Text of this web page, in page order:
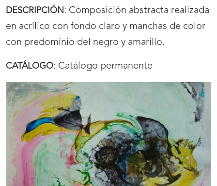
DESCRIPCIÓN: Composición abstracta realizada
en acrílico con fondo claro y manchas de color
con predominio del negro y amarillo.
CATÁLOGO: Catálogo permanente